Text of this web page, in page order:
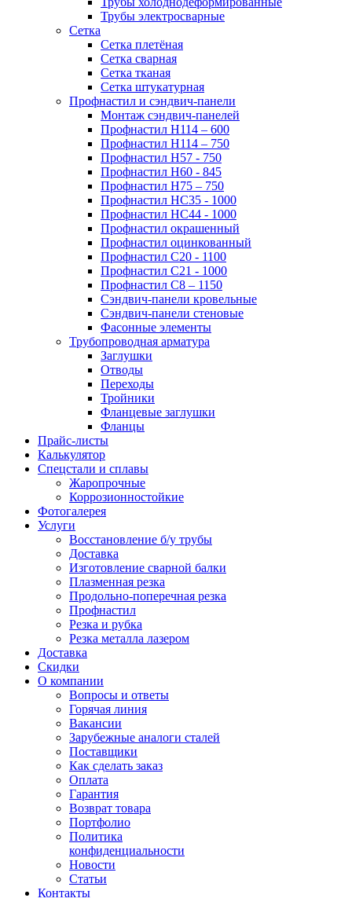
Трубы электросварные
Сетка
Сетка плетёная
Сетка сварная
Сетка тканая
Сетка штукатурная
Профнастил и сэндвич-панели
Монтаж сэндвич-панелей
Профнастил Н114 – 600
Профнастил Н114 – 750
Профнастил Н57 - 750
Профнастил Н60 - 845
Профнастил Н75 – 750
Профнастил НС35 - 1000
Профнастил НС44 - 1000
Профнастил окрашенный
Профнастил оцинкованный
Профнастил С20 - 1100
Профнастил С21 - 1000
Профнастил С8 – 1150
Сэндвич-панели кровельные
Сэндвич-панели стеновые
Фасонные элементы
Трубопроводная арматура
Заглушки
Отводы
Переходы
Тройники
Фланцевые заглушки
Фланцы
Прайс-листы
Калькулятор
Спецстали и сплавы
Жаропрочные
Коррозионностойкие
Фотогалерея
Услуги
Восстановление б/у трубы
Доставка
Изготовление сварной балки
Плазменная резка
Продольно-поперечная резка
Профнастил
Резка и рубка
Резка металла лазером
Доставка
Скидки
О компании
Вопросы и ответы
Горячая линия
Вакансии
Зарубежные аналоги сталей
Поставщики
Как сделать заказ
Оплата
Гарантия
Возврат товара
Портфолио
Политика
конфиденциальности
Новости
Статьи
Контакты